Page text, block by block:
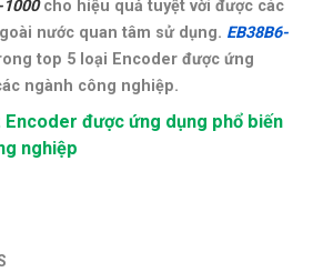
1000 cho hiệu quả tuyệt vời được các
nước quan tâm sử dụng. EB38B6-
top 5 loại Encoder được ứng
ngành công nghiệp.
Encoder được ứng dụng phổ biến
nghiệp